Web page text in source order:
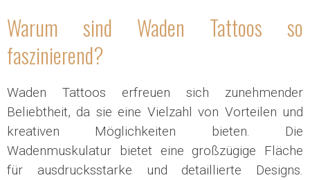
Warum sind Waden Tattoos so
faszinierend?
Waden Tattoos erfreuen sich zunehmender
Beliebtheit, da sie eine Vielzahl von Vorteilen und
kreativen Möglichkeiten bieten. Die
Wadenmuskulatur bietet eine großzügige Fläche
für ausdrucksstarke und detaillierte Designs.